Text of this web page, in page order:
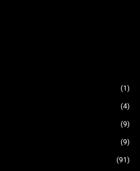
(1)
(4)
(9)
(9)
(91)